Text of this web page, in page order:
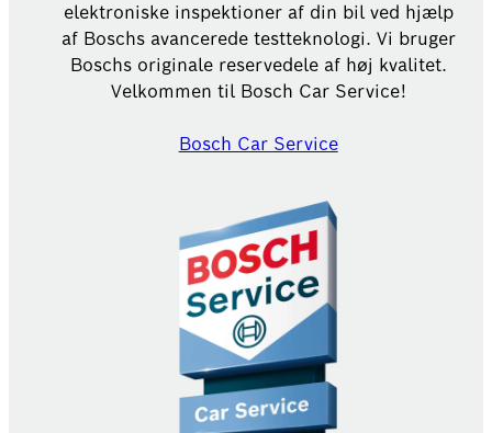
elektroniske inspektioner af din bil ved hjælp
af Boschs avancerede testteknologi. Vi bruger
Boschs originale reservedele af høj kvalitet.
Velkommen til Bosch Car Service!
Bosch Car Service